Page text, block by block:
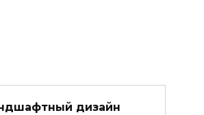
дизайн